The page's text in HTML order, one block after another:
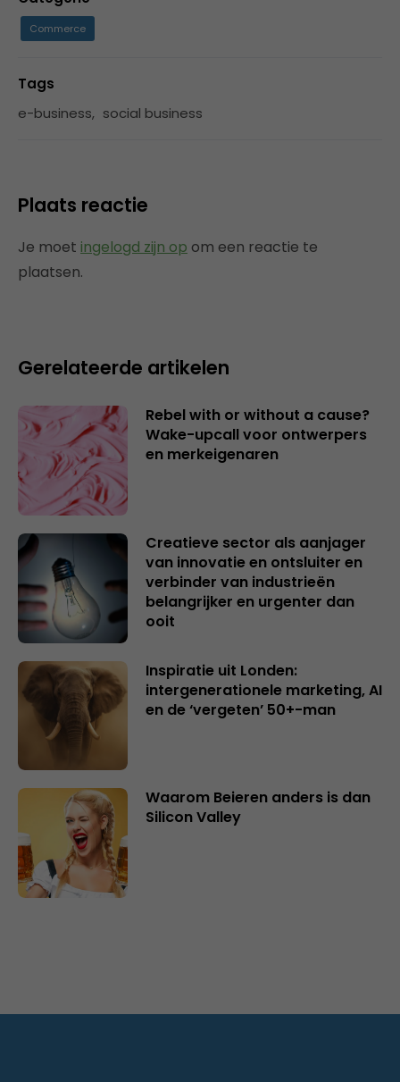
Commerce
Tags
e-business, social business
Plaats reactie
Je moet ingelogd zijn op om een reactie te
plaatsen.
Gerelateerde artikelen
Rebel with or without a cause?
Wake-upcall voor ontwerpers
en merkeigenaren
Creatieve sector als aanjager
van innovatie en ontsluiter en
verbinder van industrieën
belangrijker en urgenter dan
ooit
Inspiratie uit Londen:
intergenerationele marketing, AI
en de ‘vergeten’ 50+-man
Waarom Beieren anders is dan
Silicon Valley